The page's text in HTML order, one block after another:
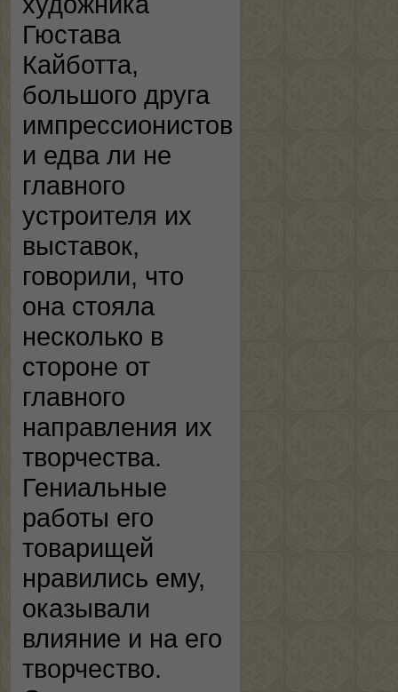
Гюстава
Кайботта,
большого друга
импрессионистов
и едва ли не
главного
устроителя их
выставок,
говорили, что
она стояла
несколько в
стороне от
главного
направления их
творчества.
Гениальные
работы его
товарищей
нравились ему,
оказывали
влияние и на его
творчество.